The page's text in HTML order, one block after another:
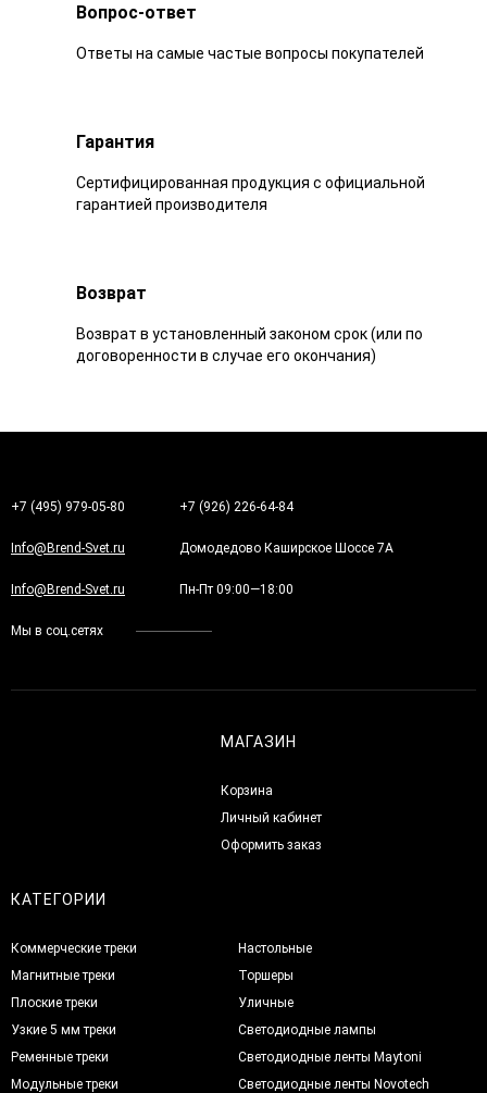
Вопрос-ответ
Ответы на самые частые вопросы покупателей
Гарантия
Сертифицированная продукция с официальной
гарантией производителя
Возврат
Возврат в установленный законом срок (или по
договоренности в случае его окончания)
+7 (495) 979-05-80 +7 (926) 226-64-84
Info@Brend-Svet.ru Домодедово Каширское Шоссе 7А
Info@Brend-Svet.ru Пн-Пт 09:00—18:00
Мы в соц.сетях
МАГАЗИН
Корзина
Личный кабинет
Оформить заказ
КАТЕГОРИИ
Коммерческие треки
Магнитные треки
Плоские треки
Узкие 5 мм треки
Ременные треки
Модульные треки
Настольные
Торшеры
Уличные
Светодиодные лампы
Светодиодные ленты Maytoni
Светодиодные ленты Novotech